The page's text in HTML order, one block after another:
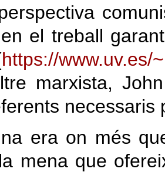
el treball
https://www.uv.es/
marxista,
necessaris
era on més
mena que